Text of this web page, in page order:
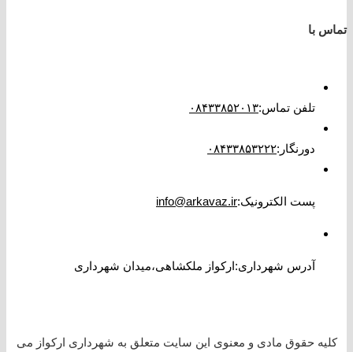
تماس با
تلفن تماس:۰۸۴۳۳۸۵۲۰۱۳
دورنگار :۰۸۴۳۳۸۵۳۲۲۲
پست الکترونیک:
info@arkavaz.ir
آدرس شهرداری:ارکواز ملکشاهی،میدان شهرداری
کلیه حقوق مادی و معنوی این سایت متعلق به شهرداری ارکواز می